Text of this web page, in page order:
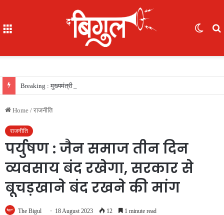
Home / राजनीति
राजनीति
पर्युषण : जैन समाज तीन दिन
व्यवसाय बंद रखेगा, सरकार से
बूचड़खाने बंद रखने की मांग
The Bigul 18 August 2023 12 1 minute read